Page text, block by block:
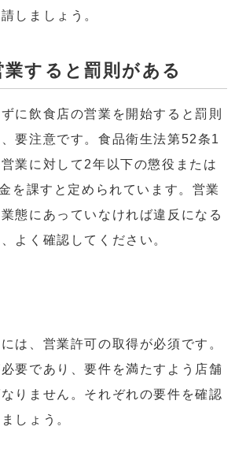
しましょう。
すると罰則がある
に飲食店の営業を開始すると罰則
要注意です。食品衛生法第52条1
業に対して2年以下の懲役または
を課すと定められています。営業
態にあっていなければ違反になる
よく確認してください。
は、営業許可の取得が必須です。
要であり、要件を満たすよう店舗
りません。それぞれの要件を確認
しょう。